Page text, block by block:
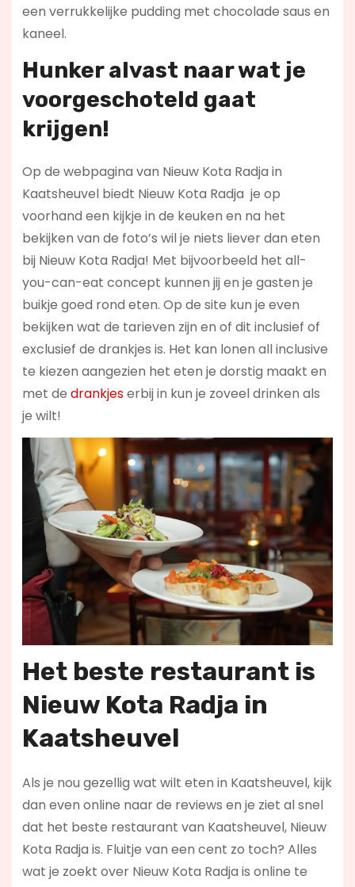
een verrukkelijke pudding met chocolade saus en
kaneel.
Hunker alvast naar wat je
voorgeschoteld gaat
krijgen!
Op de webpagina van Nieuw Kota Radja in
Kaatsheuvel biedt Nieuw Kota Radja je op
voorhand een kijkje in de keuken en na het
bekijken van de foto’s wil je niets liever dan eten
bij Nieuw Kota Radja! Met bijvoorbeeld het all-
you-can-eat concept kunnen jij en je gasten je
buikje goed rond eten. Op de site kun je even
bekijken wat de tarieven zijn en of dit inclusief of
exclusief de drankjes is. Het kan lonen all inclusive
te kiezen aangezien het eten je dorstig maakt en
met de drankjeserbij in kun je zoveel drinken als
je wilt!
Het beste restaurant is
Nieuw Kota Radja in
Kaatsheuvel
Als je nou gezellig wat wilt eten in Kaatsheuvel, kijk
dan even online naar de reviews en je ziet al snel
dat het beste restaurant van Kaatsheuvel, Nieuw
Kota Radja is. Fluitje van een cent zo toch? Alles
wat je zoekt over Nieuw Kota Radja is online te